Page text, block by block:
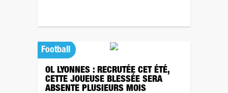
Football
OL LYONNES : RECRUTÉE CET ÉTÉ,
CETTE JOUEUSE BLESSÉE SERA
ABSENTE PLUSIEURS MOIS